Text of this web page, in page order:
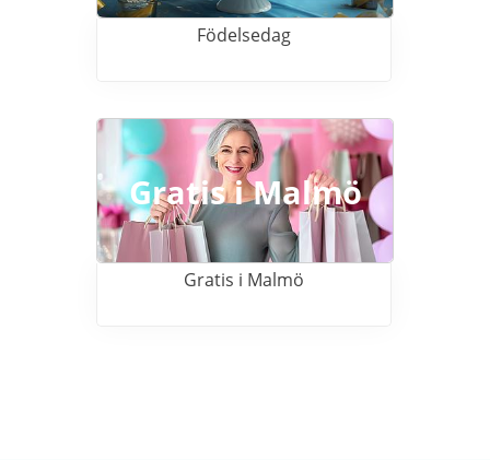
Födelsedag
Gratis i Malmö
Gratis i Malmö